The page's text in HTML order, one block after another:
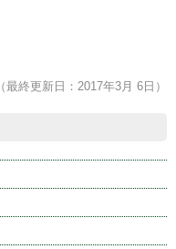
（最終更新日：2017年3月 6日）